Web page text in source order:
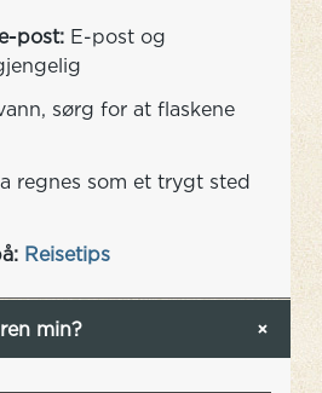
post: E-post og
sørg for at flaskene
regnes som et trygt sted
Reisetips
min?